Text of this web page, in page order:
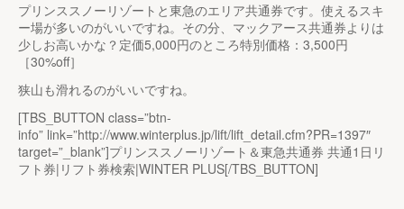
プリンススノーリゾートと東急のエリア共通券です。使えるスキ
ー場が多いのがいいですね。その分、マックアース共通券よりは
少しお高いかな？定価5,000円のところ特別価格：3,500円
［30%off］
狭山も滑れるのがいいですね。
[TBS_BUTTON class=”btn-
info” link=”http://www.winterplus.jp/lift/lift_detail.cfm?PR=1397″
target=”_blank”]プリンススノーリゾート＆東急共通券 共通1日リ
フト券|リフト券検索|WINTER PLUS[/TBS_BUTTON]